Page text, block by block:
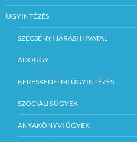
ÜGYINTÉZÉS
SZÉCSÉNYI JÁRÁSI HIVATAL
ADÓÜGY
KERESKEDELMI ÜGYINTÉZÉS
SZOCIÁLIS ÜGYEK
ANYAKÖNYVI ÜGYEK